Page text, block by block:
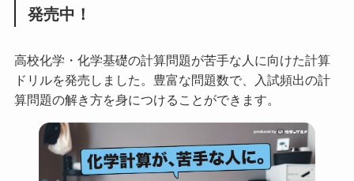
発売中！
高校化学・化学基礎の計算問題が苦手な人に向けた計算
ドリルを発売しました。豊富な問題数で、入試頻出の計
算問題の解き方を身につけることができます。